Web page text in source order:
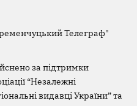
Телеграф"
за підтримки
“Незалежні
видавці України” та